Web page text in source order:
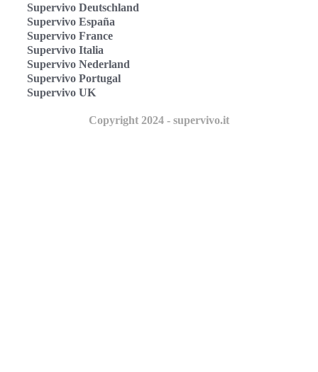
Supervivo Deutschland
Supervivo España
Supervivo France
Supervivo Italia
Supervivo Nederland
Supervivo Portugal
Supervivo UK
Copyright 2024 - supervivo.it